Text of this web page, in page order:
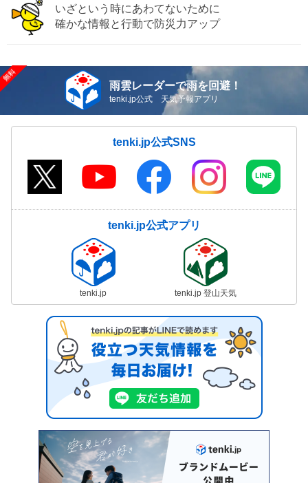
いざという時にあわてないために
確かな情報と行動で防災力アップ
雨雲レーダーで雨を回避！
tenki.jp公式 天気予報アプリ
tenki.jp公式SNS
tenki.jp公式アプリ
tenki.jp tenki.jp 登山天気